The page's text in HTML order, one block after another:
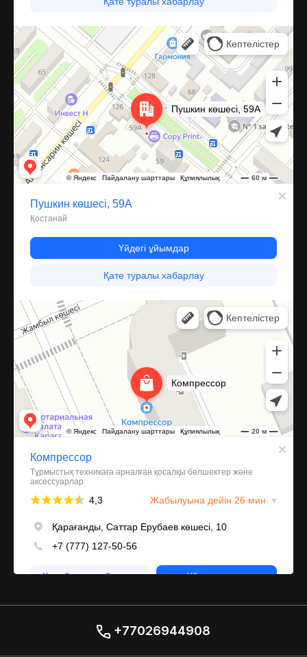
Костанай
Улица Пушкина, 59А — Яндекс Карты
Компрессор
Запчасти и аксессуары для бытовой техники в Караганде
+77026944908